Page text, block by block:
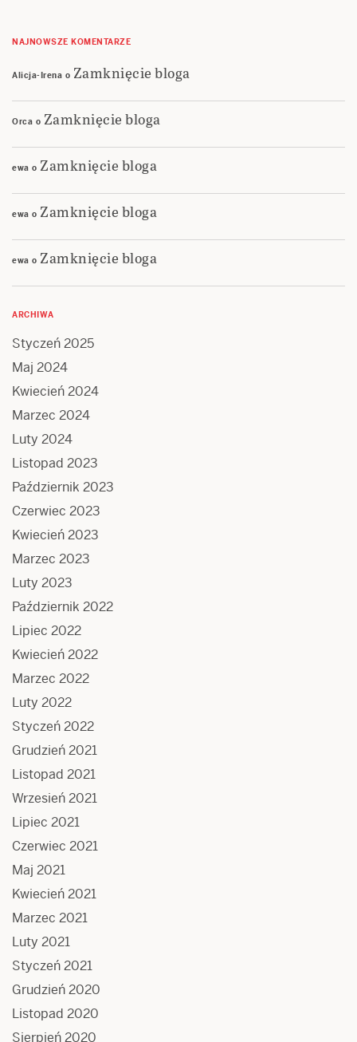
NAJNOWSZE KOMENTARZE
Alicja-Irena o Zamknięcie bloga
Orca o Zamknięcie bloga
ewa o Zamknięcie bloga
ewa o Zamknięcie bloga
ewa o Zamknięcie bloga
ARCHIWA
Styczeń 2025
Maj 2024
Kwiecień 2024
Marzec 2024
Luty 2024
Listopad 2023
Październik 2023
Czerwiec 2023
Kwiecień 2023
Marzec 2023
Luty 2023
Październik 2022
Lipiec 2022
Kwiecień 2022
Marzec 2022
Luty 2022
Styczeń 2022
Grudzień 2021
Listopad 2021
Wrzesień 2021
Lipiec 2021
Czerwiec 2021
Maj 2021
Kwiecień 2021
Marzec 2021
Luty 2021
Styczeń 2021
Grudzień 2020
Listopad 2020
Sierpień 2020